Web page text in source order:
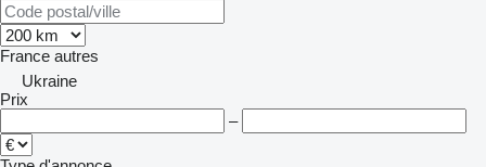
France autres
Ukraine
Prix
–